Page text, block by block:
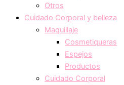
Otros
Cuidado Corporal y belleza
Maquillaje
Cosmetiqueras
Espejos
Productos
Cuidado Corporal